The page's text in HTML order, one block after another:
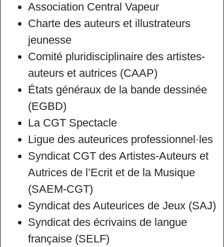
Association Central Vapeur
Charte des auteurs et illustrateurs
jeunesse
Comité pluridisciplinaire des artistes-
auteurs et autrices (CAAP)
États généraux de la bande dessinée
(EGBD)
La CGT Spectacle
Ligue des auteurices professionnel·les
Syndicat CGT des Artistes-Auteurs et
Autrices de l’Ecrit et de la Musique
(SAEM-CGT)
Syndicat des Auteurices de Jeux (SAJ)
Syndicat des écrivains de langue
française (SELF)